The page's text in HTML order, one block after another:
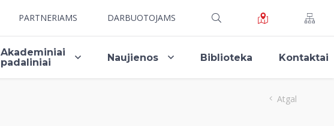
PARTNERIAMS DARBUOTOJAMS
Akademiniai
padaliniai
Naujienos Biblioteka Kontaktai
Atgal